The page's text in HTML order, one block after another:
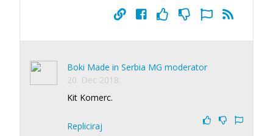
Boki Made in Serbia MG moderator
20. Dec 2018.
Kit Komerc.
Repliciraj